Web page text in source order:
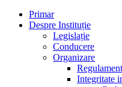
Primar
Despre Instituție
Legislație
Conducere
Organizare
Integritate